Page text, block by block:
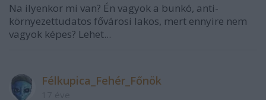
Na ilyenkor mi van? Én vagyok a bunkó, anti-
környezettudatos fővárosi lakos, mert ennyire nem
vagyok képes? Lehet...
Félkupica_Fehér_Főnök